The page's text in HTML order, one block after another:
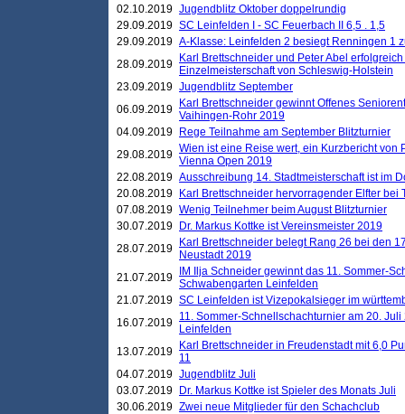
02.10.2019 Jugendblitz Oktober doppelrundig
29.09.2019 SC Leinfelden I - SC Feuerbach II 6,5 . 1,5
29.09.2019 A-Klasse: Leinfelden 2 besiegt Renningen 1
28.09.2019
Karl Brettschneider und Peter Abel
Einzelmeisterschaft von Schleswig-Holstein
23.09.2019 Jugendblitz September
06.09.2019
Karl Brettschneider gewinnt Offenes
Vaihingen-Rohr 2019
04.09.2019
Rege Teilnahme am September Blitzturnier
29.08.2019 Wien ist eine Reise wert, ein Kurzbericht von
Vienna Open 2019
22.08.2019 Ausschreibung 14. Stadtmeisterschaft ist im
20.08.2019
Karl Brettschneider hervorragender Elfter bei
07.08.2019 Wenig Teilnehmer beim August Blitzturnier
30.07.2019
Dr. Markus Kottke ist Vereinsmeister 2019
28.07.2019
Karl Brettschneider belegt Rang 26 bei den
Neustadt 2019
21.07.2019
IM Ilja Schneider gewinnt das 11. Sommer-
Schwabengarten Leinfelden
21.07.2019 SC Leinfelden ist Vizepokalsieger im
16.07.2019 11. Sommer-Schnellschachturnier am 20.
Leinfelden
13.07.2019
Karl Brettschneider in Freudenstadt mit 6,0
11
04.07.2019 Jugendblitz Juli
03.07.2019
Dr. Markus Kottke ist Spieler des Monats Juli
30.06.2019 Zwei neue Mitglieder für den Schachclub